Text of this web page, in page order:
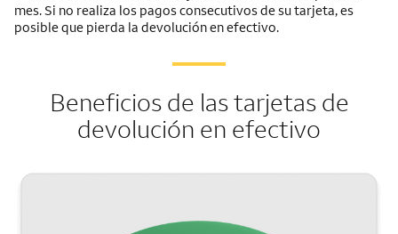
mes. Si no realiza los pagos consecutivos de su tarjeta, es
posible que pierda la devolución en efectivo.
Beneficios de las tarjetas de
devolución en efectivo